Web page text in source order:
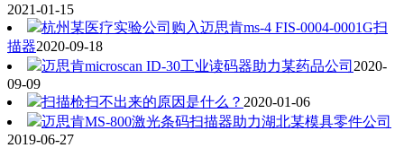
2021-01-15
杭州某医疗实验公司购入迈思肯ms-4 FIS-0004-0001G扫
描器2020-09-18
迈思肯microscan ID-30工业读码器助力某药品公司 2020-
09-09
扫描枪扫不出来的原因是什么？ 2020-01-06
迈思肯MS-800激光条码扫描器助力湖北某模具零件公司
2019-06-27